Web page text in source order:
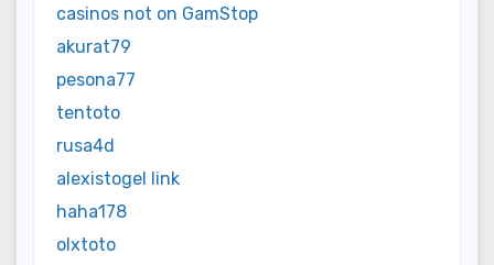
casinos not on GamStop
akurat79
pesona77
tentoto
rusa4d
alexistogel link
haha178
olxtoto